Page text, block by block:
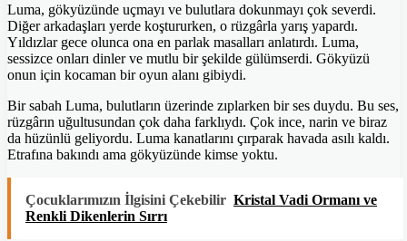
Luma, gökyüzünde uçmayı ve bulutlara dokunmayı çok severdi.
Diğer arkadaşları yerde koştururken, o rüzgârla yarış yapardı.
Yıldızlar gece olunca ona en parlak masalları anlatırdı. Luma,
sessizce onları dinler ve mutlu bir şekilde gülümserdi. Gökyüzü
onun için kocaman bir oyun alanı gibiydi.
Bir sabah Luma, bulutların üzerinde zıplarken bir ses duydu. Bu ses,
rüzgârın uğultusundan çok daha farklıydı. Çok ince, narin ve biraz
da hüzünlü geliyordu. Luma kanatlarını çırparak havada asılı kaldı.
Etrafına bakındı ama gökyüzünde kimse yoktu.
Çocuklarımızın İlgisini Çekebilir Kristal Vadi Ormanı ve
Renkli Dikenlerin Sırrı